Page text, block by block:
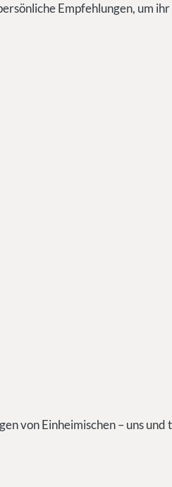
Empfehlungen, um
von Einheimischen – uns und